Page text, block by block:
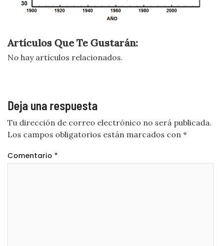
Artículos Que Te Gustarán:
No hay artículos relacionados.
Deja una respuesta
Tu dirección de correo electrónico no será publicada.
Los campos obligatorios están marcados con *
Comentario *